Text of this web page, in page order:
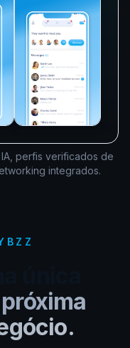
perfis verificados de
integrados.